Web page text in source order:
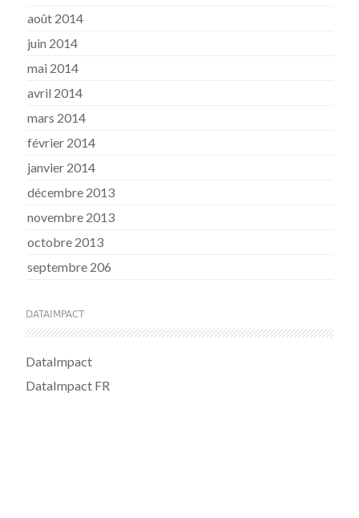
août 2014
juin 2014
mai 2014
avril 2014
mars 2014
février 2014
janvier 2014
décembre 2013
novembre 2013
octobre 2013
septembre 206
DATAIMPACT
DataImpact
DataImpact FR